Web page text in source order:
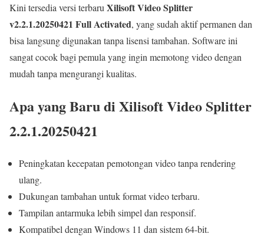
Kini tersedia versi terbaru Xilisoft Video Splitter
v2.2.1.20250421 Full Activated, yang sudah aktif permanen dan
bisa langsung digunakan tanpa lisensi tambahan. Software ini
sangat cocok bagi pemula yang ingin memotong video dengan
mudah tanpa mengurangi kualitas.
Apa yang Baru di Xilisoft Video Splitter
2.2.1.20250421
Peningkatan kecepatan pemotongan video tanpa rendering
ulang.
Dukungan tambahan untuk format video terbaru.
Tampilan antarmuka lebih simpel dan responsif.
Kompatibel dengan Windows 11 dan sistem 64-bit.